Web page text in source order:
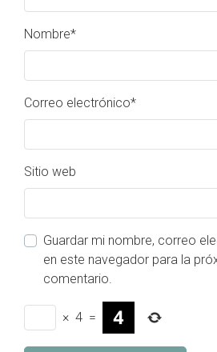
Nombre*
Correo electrónico*
Sitio web
Guardar mi nombre, correo
en este navegador para la
comentario.
× 4 =